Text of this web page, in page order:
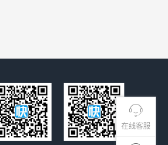
在线客服